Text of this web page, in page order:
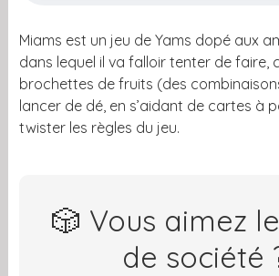
Miams est un jeu de Yams dopé aux
dans lequel il va falloir tenter de faire,
brochettes de fruits (des
lancer de dé, en s’aidant de cartes à
twister les règles du jeu.
🎲 Vous aimez
de société